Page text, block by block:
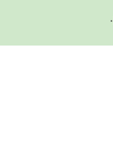
·